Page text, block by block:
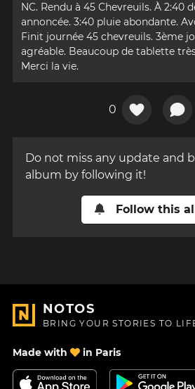
NC. Rendu à 45 Chevreuils. À 2:40
annoncée. 3:40 pluie abondante.
Finit journée 45 chevreuils. 3ème
agréable. Beaucoup de tablette
Merci la vie.
0
Do not miss any update and
album by following it!
Follow this
NOTOS
BRING YOUR STORIES TO
Made with in Paris